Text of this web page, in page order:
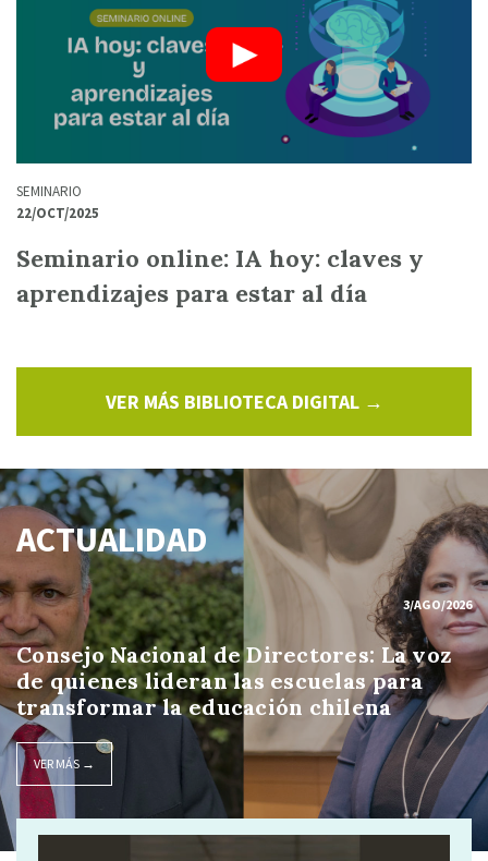
SEMINARIO
22/OCT/2025
Seminario online: IA hoy: claves y
aprendizajes para estar al día
VER MÁS BIBLIOTECA DIGITAL →
ACTUALIDAD
3/AGO/2026
Consejo Nacional de Directores: La voz
de quienes lideran las escuelas para
transformar la educación chilena
VER MÁS →